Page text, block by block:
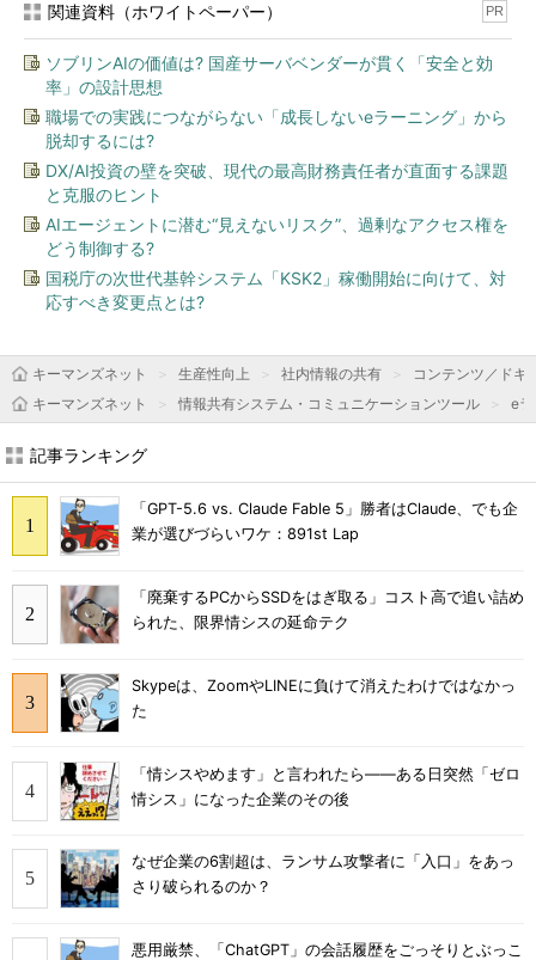
関連資料（ホワイトペーパー） PR
ソブリンAIの価値は? 国産サーバベンダーが貫く「安全と効
率」の設計思想
職場での実践につながらない「成長しないeラーニング」から
脱却するには?
DX/AI投資の壁を突破、現代の最高財務責任者が直面する課題
と克服のヒント
AIエージェントに潜む“見えないリスク”、過剰なアクセス権を
どう制御する?
国税庁の次世代基幹システム「KSK2」稼働開始に向けて、対
応すべき変更点とは?
キーマンズネット 生産性向上 社内情報の共有
コンテンツ／ドキ
キーマンズネット
情報共有システム・コミュニケーションツール e
記事ランキング
「GPT-5.6 vs. Claude Fable 5」勝者はClaude、でも企
業が選びづらいワケ：891st Lap
「廃棄するPCからSSDをはぎ取る」コスト高で追い詰め
られた、限界情シスの延命テク
Skypeは、ZoomやLINEに負けて消えたわけではなかっ
た
「情シスやめます」と言われたら――ある日突然「ゼロ
情シス」になった企業のその後
なぜ企業の6割超は、ランサム攻撃者に「入口」をあっ
さり破られるのか？
悪用厳禁、「ChatGPT」の会話履歴をごっそりとぶっこ